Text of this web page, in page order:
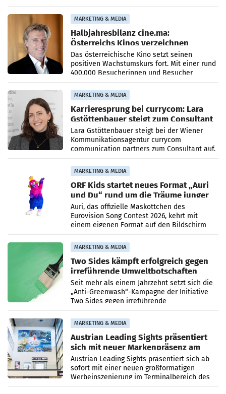
MARKETING & MEDIA
Halbjahresbilanz cine.ma:
Österreichs Kinos verzeichnen
400.000 Besucher mehr
Das österreichische Kino setzt seinen
positiven Wachstumskurs fort. Mit einer rund
400.000 Besucherinnen und Besucher
höheren Nettoreichweite im ersten Halbjahr
2026 gegenüber dem
MARKETING & MEDIA
Karrieresprung bei currycom: Lara
Gstöttenbauer steigt zum Consultant
auf
Lara Gstöttenbauer steigt bei der Wiener
Kommunikationsagentur currycom
communication partners zum Consultant auf.
Die 27-jährige Beraterin betreut Kundinnen
und Kunden in den Bereichen
MARKETING & MEDIA
ORF Kids startet neues Format „Auri
und Du“ rund um die Träume junger
Menschen
Auri, das offizielle Maskottchen des
Eurovision Song Contest 2026, kehrt mit
einem eigenen Format auf den Bildschirm
zurück. In der neuen Sendung „Auri und Du“
bei ORF Kids steht
MARKETING & MEDIA
Two Sides kämpft erfolgreich gegen
irreführende Umweltbotschaften
beim Papiereinsatz
Seit mehr als einem Jahrzehnt setzt sich die
„Anti-Greenwash“-Kampagne der Initiative
Two Sides gegen irreführende
Umweltaussagen bei Papierkommunikation
und papierbasierten Verpackungen
MARKETING & MEDIA
Austrian Leading Sights präsentiert
sich mit neuer Markenpräsenz am
Flughafen Wien
Austrian Leading Sights präsentiert sich ab
sofort mit einer neuen großformatigen
Werbeinszenierung im Terminalbereich des
Flughafen Wien. Die Präsenz befindet sich im